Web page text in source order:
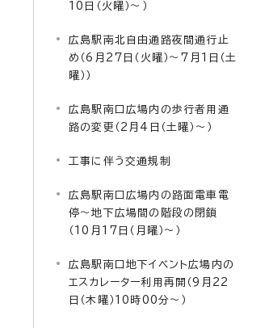
10日（火曜）～）
広島駅南北自由通路夜間通行止
め（6月27日（火曜）～7月1日（土
曜））
広島駅南口広場内の歩行者用通
路の変更（2月4日（土曜）～）
工事に伴う交通規制
広島駅南口広場内の路面電車電
停～地下広場間の階段の閉鎖
（10月17日（月曜）～）
広島駅南口地下イベント広場内の
エスカレーター利用再開（9月22
日（木曜）10時00分～）